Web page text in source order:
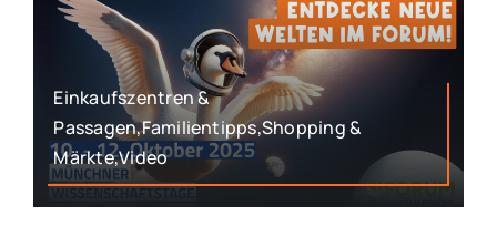
Einkaufszentren &
Passagen,Familientipps,Shopping &
Märkte,Video